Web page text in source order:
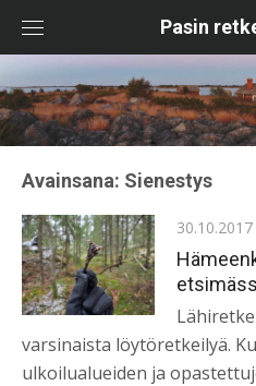
content
Pasin
Avainsana: Sienestys
Posted
on
30.10.2017
varsinaista löytöretkeilyä.
ulkoilualueiden ja